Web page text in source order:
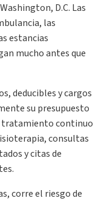
D.C. Las
las
estancias
mucho antes que
deducibles y cargos
su presupuesto
tratamiento continuo
consultas
y citas de
corre el riesgo de